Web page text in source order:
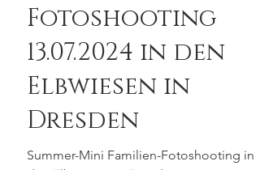
Familien-
Fotoshooting
13.07.2024 in den
Elbwiesen in
Dresden